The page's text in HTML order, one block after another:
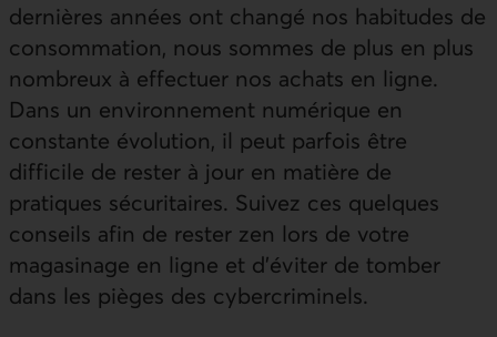
dernières années ont changé nos habitudes de
consommation, nous sommes de plus en plus
nombreux à effectuer nos achats en ligne.
Dans un environnement numérique en
constante évolution, il peut parfois être
difficile de rester à jour en matière de
pratiques sécuritaires. Suivez ces quelques
conseils afin de rester zen lors de votre
magasinage en ligne et d’éviter de tomber
dans les pièges des cybercriminels.